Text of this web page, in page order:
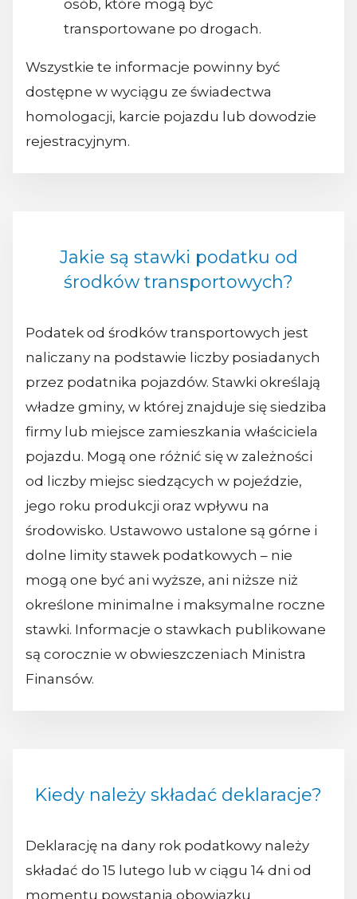
osób, które mogą być
transportowane po drogach.
Wszystkie te informacje powinny być
dostępne w wyciągu ze świadectwa
homologacji, karcie pojazdu lub dowodzie
rejestracyjnym.
Jakie są stawki podatku od
środków transportowych?
Podatek od środków transportowych jest
naliczany na podstawie liczby posiadanych
przez podatnika pojazdów. Stawki określają
władze gminy, w której znajduje się siedziba
firmy lub miejsce zamieszkania właściciela
pojazdu. Mogą one różnić się w zależności
od liczby miejsc siedzących w pojeździe,
jego roku produkcji oraz wpływu na
środowisko. Ustawowo ustalone są górne i
dolne limity stawek podatkowych – nie
mogą one być ani wyższe, ani niższe niż
określone minimalne i maksymalne roczne
stawki. Informacje o stawkach publikowane
są corocznie w obwieszczeniach Ministra
Finansów.
Kiedy należy składać deklaracje?
Deklarację na dany rok podatkowy należy
składać do 15 lutego lub w ciągu 14 dni od
momentu powstania obowiązku